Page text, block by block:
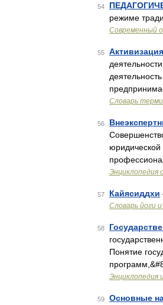
54
режиме
Современный
55
Словарь
56
юридической
Энциклопедия
57 Кайясиддхи
Словарь йоги
58
Понятие
Энциклопедия
59 Основные